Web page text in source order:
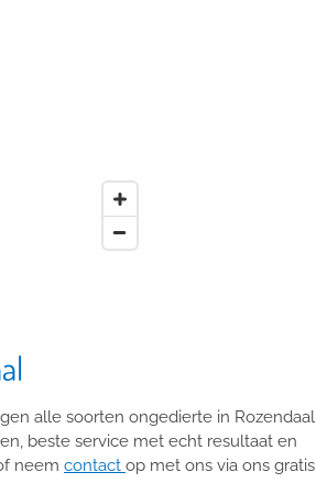
alle soorten ongedierte in Rozendaal
beste service met echt resultaat en
neem contact op met ons via ons gratis